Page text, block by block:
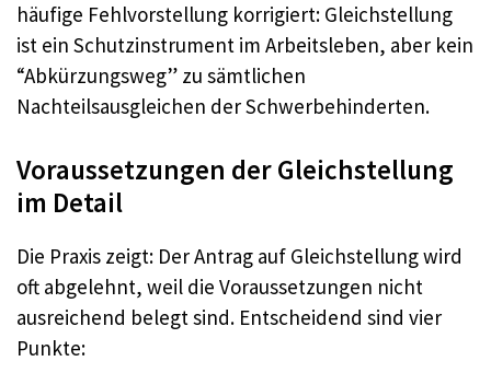
häufige Fehlvorstellung korrigiert: Gleichstellung
ist ein Schutzinstrument im Arbeitsleben, aber kein
“Abkürzungsweg” zu sämtlichen
Nachteilsausgleichen der Schwerbehinderten.
Voraussetzungen der Gleichstellung
im Detail
Die Praxis zeigt: Der Antrag auf Gleichstellung wird
oft abgelehnt, weil die Voraussetzungen nicht
ausreichend belegt sind. Entscheidend sind vier
Punkte: